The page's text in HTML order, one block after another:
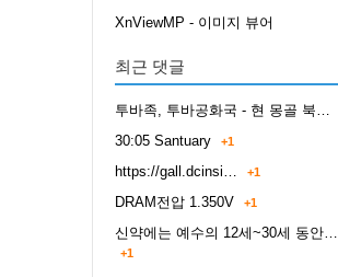
XnViewMP - 이미지 뷰어
최근 댓글
투바족, 투바공화국 - 현 몽골 북…
30:05 Santuary +1
https://gall.dcinsi… +1
DRAM전압 1.350V +1
신약에는 예수의 12세~30세 동안…
+1